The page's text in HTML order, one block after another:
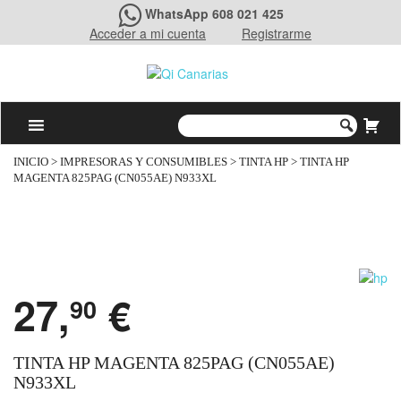
WhatsApp 608 021 425
Acceder a mi cuenta
Registrarme
INICIO > IMPRESORAS Y CONSUMIBLES > TINTA HP > TINTA HP
MAGENTA 825PAG (CN055AE) N933XL
27,90 €
TINTA HP MAGENTA 825PAG (CN055AE)
N933XL